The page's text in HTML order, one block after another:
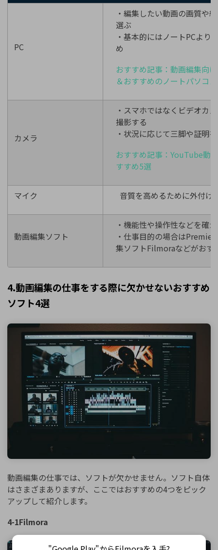
PC
・編集したい動画の画質や
選ぶ
・基本的にはノートPCより
め
おすすめ記事：動画編集向
＆おすすめのノートパソコン
カメラ
・スマホではなくビデオカ
撮影する
・状況に応じて三脚や証明
おすすめ記事：YouTube動
すすめ5選
マイク 音質を高めるために外付け
動画編集ソフト
・機能性や操作性などを確
・仕事目的の場合は
集ソフトFilmoraなどがおす
4.動画編集の仕事をする際に欠かせないおすすめ
ソフト4選
動画編集の仕事では、ソフトが欠かせません。ソフト自体
はさまざまありますが、ここではおすすめの4つをピック
アップして紹介します。
4-1Filmora